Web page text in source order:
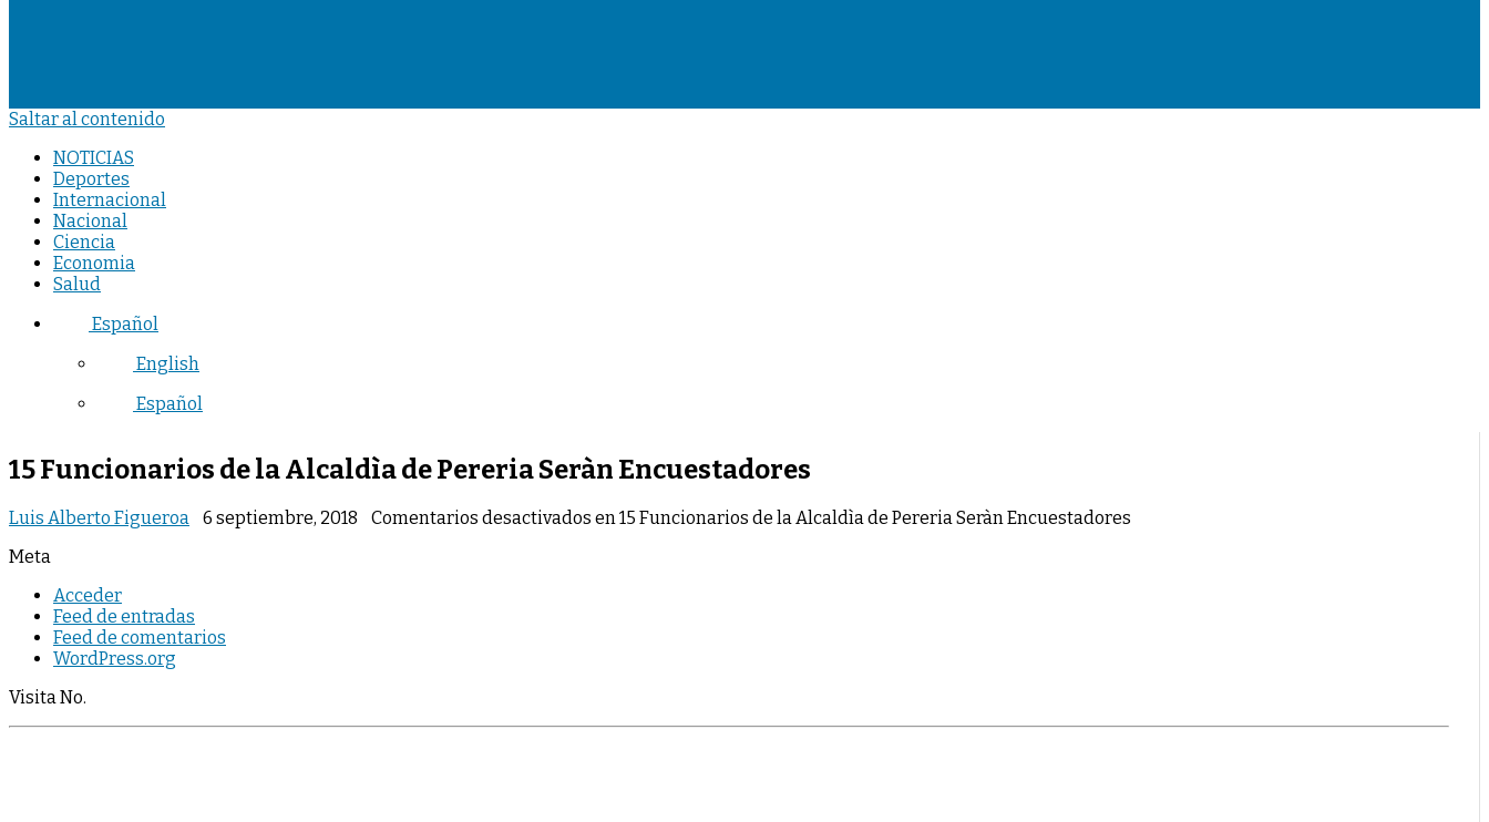
Saltar al contenido
NOTICIAS
Deportes
Internacional
Nacional
Ciencia
Economia
Salud
Español
English
Español
15 Funcionarios de la Alcaldìa de Pereria Seràn Encuestadores
Luis Alberto Figueroa 6 septiembre, 2018 Comentarios desactivados en 15 Funcionarios de la Alcaldìa de Pereria Seràn Encuestadores
Meta
Acceder
Feed de entradas
Feed de comentarios
WordPress.org
Visita No.